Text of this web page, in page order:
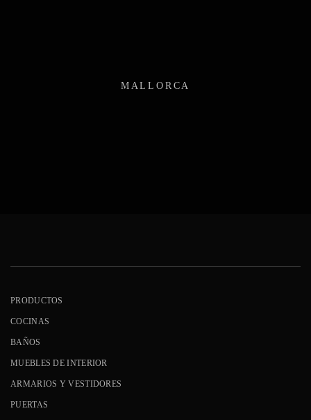
MALLORCA
PRODUCTOS
COCINAS
BAÑOS
MUEBLES DE INTERIOR
ARMARIOS Y VESTIDORES
PUERTAS